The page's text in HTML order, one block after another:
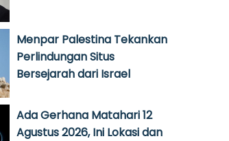
Menpar Palestina Tekankan
Perlindungan Situs
Bersejarah dari Israel
Ada Gerhana Matahari 12
Agustus 2026, Ini Lokasi dan